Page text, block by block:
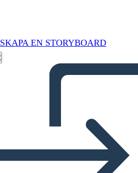
SKAPA EN STORYBOARD